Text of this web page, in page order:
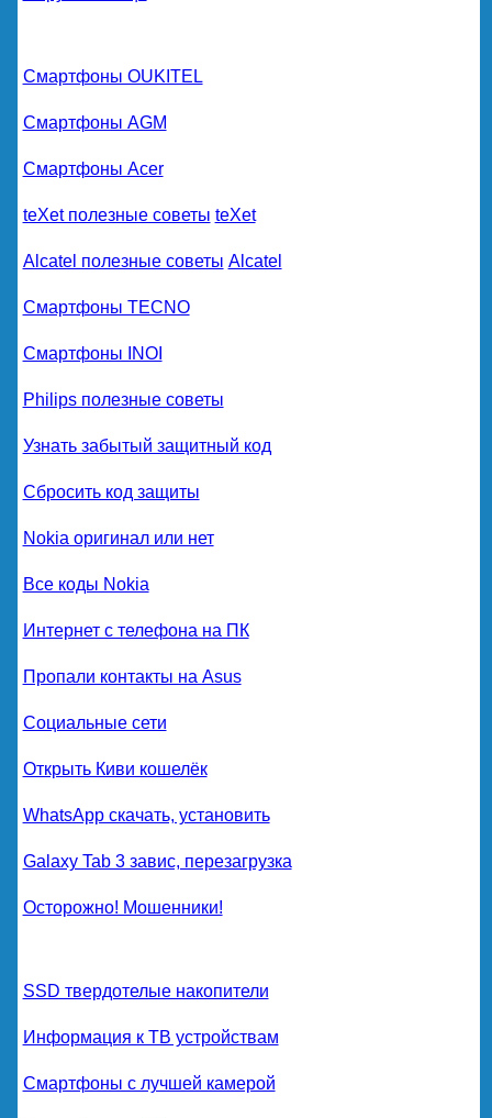
Смартфоны OUKITEL
Смартфоны AGM
Смартфоны Acer
teXet полезные советы teXet
Alcatel полезные советы Alcatel
Смартфоны TECNO
Смартфоны INOI
Philips полезные советы
Узнать забытый защитный код
Сбросить код защиты
Nokia оригинал или нет
Все коды Nokia
Интернет с телефона на ПК
Пропали контакты на Asus
Социальные сети
Открыть Киви кошелёк
WhatsApp скачать, установить
Galaxy Tab 3 завис, перезагрузка
Осторожно! Мошенники!
SSD твердотелые накопители
Информация к ТВ устройствам
Смартфоны с лучшей камерой